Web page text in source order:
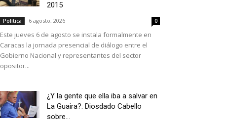
2015
Política 6 agosto, 2026 0
Este jueves 6 de agosto se instala formalmente en
Caracas la jornada presencial de diálogo entre el
Gobierno Nacional y representantes del sector
opositor...
¿Y la gente que ella iba a salvar en
La Guaira?: Diosdado Cabello
sobre...